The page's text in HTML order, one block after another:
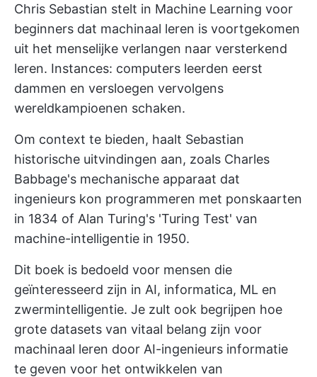
Chris Sebastian stelt in Machine Learning voor
beginners dat machinaal leren is voortgekomen
uit het menselijke verlangen naar versterkend
leren. Instances: computers leerden eerst
dammen en versloegen vervolgens
wereldkampioenen schaken.
Om context te bieden, haalt Sebastian
historische uitvindingen aan, zoals Charles
Babbage's mechanische apparaat dat
ingenieurs kon programmeren met ponskaarten
in 1834 of Alan Turing's 'Turing Test' van
machine-intelligentie in 1950.
Dit boek is bedoeld voor mensen die
geïnteresseerd zijn in AI, informatica, ML en
zwermintelligentie. Je zult ook begrijpen hoe
grote datasets van vitaal belang zijn voor
machinaal leren door AI-ingenieurs informatie
te geven voor het ontwikkelen van